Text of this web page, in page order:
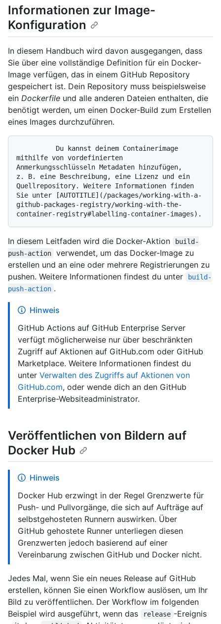
Informationen zur Image-
Konfiguration
In diesem Handbuch wird davon ausgegangen, dass
Sie über eine vollständige Definition für ein Docker-
Image verfügen, das in einem GitHub Repository
gespeichert ist. Dein Repository muss beispielsweise
ein Dockerfile und alle anderen Dateien enthalten, die
benötigt werden, um einen Docker-Build zum Erstellen
eines Images durchzuführen.
mithilfe von vordefinierten
Anmerkungsschlüsseln Metadaten hinzufügen,
z. B. eine Beschreibung, eine Lizenz und ein
Quellrepository. Weitere Informationen finden
Sie unter [AUTOTITLE](/packages/working-with-a-
github-packages-registry/working-with-the-
In diesem Leitfaden wird die Docker-Aktion
build-
push-action
verwendet, um das Docker-Image zu
erstellen und an eine oder mehrere Registrierungen zu
pushen. Weitere Informationen findest du unter
build-
push-action .
Hinweis
GitHub Actions auf GitHub Enterprise Server
verfügt möglicherweise nur über beschränkten
Zugriff auf Aktionen auf GitHub.com oder GitHub
Marketplace. Weitere Informationen findest du
unter Verwalten des Zugriffs auf Aktionen von
GitHub.com, oder wende dich an den GitHub
Enterprise-Websiteadministrator.
Veröffentlichen von Bildern auf
Docker Hub
Hinweis
Docker Hub erzwingt in der Regel Grenzwerte für
Push- und Pullvorgänge, die sich auf Aufträge auf
selbstgehosteten Runnern auswirken. Über
GitHub gehostete Runner unterliegen diesen
Grenzwerten jedoch basierend auf einer
Vereinbarung zwischen GitHub und Docker nicht.
Jedes Mal, wenn Sie ein neues Release auf GitHub
erstellen, können Sie einen Workflow auslösen, um Ihr
Bild zu veröffentlichen. Der Workflow im folgenden
Beispiel wird ausgeführt, wenn das
release -Ereignis